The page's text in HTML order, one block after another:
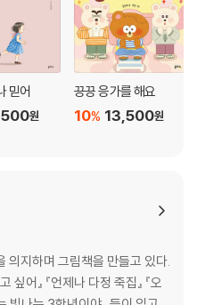
믿어
원
끙끙 응가를 해요
13,500원
10%
의지하며 그림책을 만들고 있다.
어』 『언제나 다정 죽집』 『오